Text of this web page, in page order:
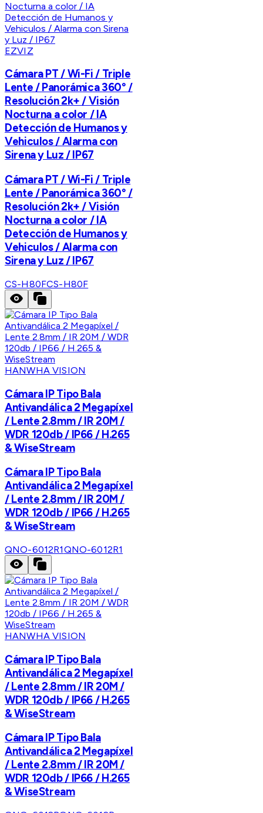
EZVIZ
Cámara PT / Wi-Fi / Triple
Lente / Panorámica 360° /
Resolución 2k+ / Visión
Nocturna a color / IA
Detección de Humanos y
Vehiculos / Alarma con
Sirena y Luz / IP67
Cámara PT / Wi-Fi / Triple
Lente / Panorámica 360° /
Resolución 2k+ / Visión
Nocturna a color / IA
Detección de Humanos y
Vehiculos / Alarma con
Sirena y Luz / IP67
CS-H80FCS-H80F
HANWHA VISION
Cámara IP Tipo Bala
Antivandálica 2 Megapíxel
/ Lente 2.8mm / IR 20M /
WDR 120db / IP66 / H.265
& WiseStream
Cámara IP Tipo Bala
Antivandálica 2 Megapíxel
/ Lente 2.8mm / IR 20M /
WDR 120db / IP66 / H.265
& WiseStream
QNO-6012R1QNO-6012R1
HANWHA VISION
Cámara IP Tipo Bala
Antivandálica 2 Megapíxel
/ Lente 2.8mm / IR 20M /
WDR 120db / IP66 / H.265
& WiseStream
Cámara IP Tipo Bala
Antivandálica 2 Megapíxel
/ Lente 2.8mm / IR 20M /
WDR 120db / IP66 / H.265
& WiseStream